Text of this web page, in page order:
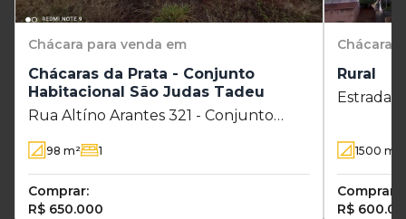
Chácara para venda em
Chácaras da Prata - Conjunto
Habitacional São Judas Tadeu
Rua Altíno Arantes 321 - Conjunto
Habitacional São Judas Tadeu -
Brodowski - SP
98 m² 1
Comprar:
R$ 650.000
Chácara
Rural
Estrada
1500 m²
Comprar:
R$